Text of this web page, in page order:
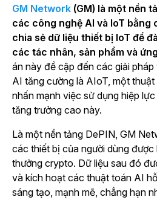
GM Network (GM) là một nền
các công nghệ AI và IoT bằng
chia sẻ dữ liệu thiết bị IoT để
các tác nhân, sản phẩm và
án này đề cập đến các giải
AI tăng cường là AIoT, một
nhấn mạnh việc sử dụng hiệp
tăng trưởng cao này.
Là một nền tảng DePIN, GM
các thiết bị của người dùng
thưởng crypto. Dữ liệu sau đó
và kích hoạt các thuật toán AI
sáng tạo, mạnh mẽ, chẳng hạn